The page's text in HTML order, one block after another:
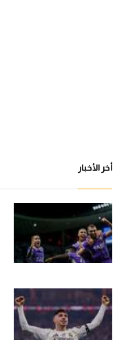
أخر الأخبار